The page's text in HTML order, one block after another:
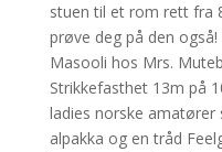
stuen til et rom rett fra
prøve deg på den
Masooli hos Mrs.
Strikkefasthet 13m på
ladies norske amatører
alpakka og en tråd